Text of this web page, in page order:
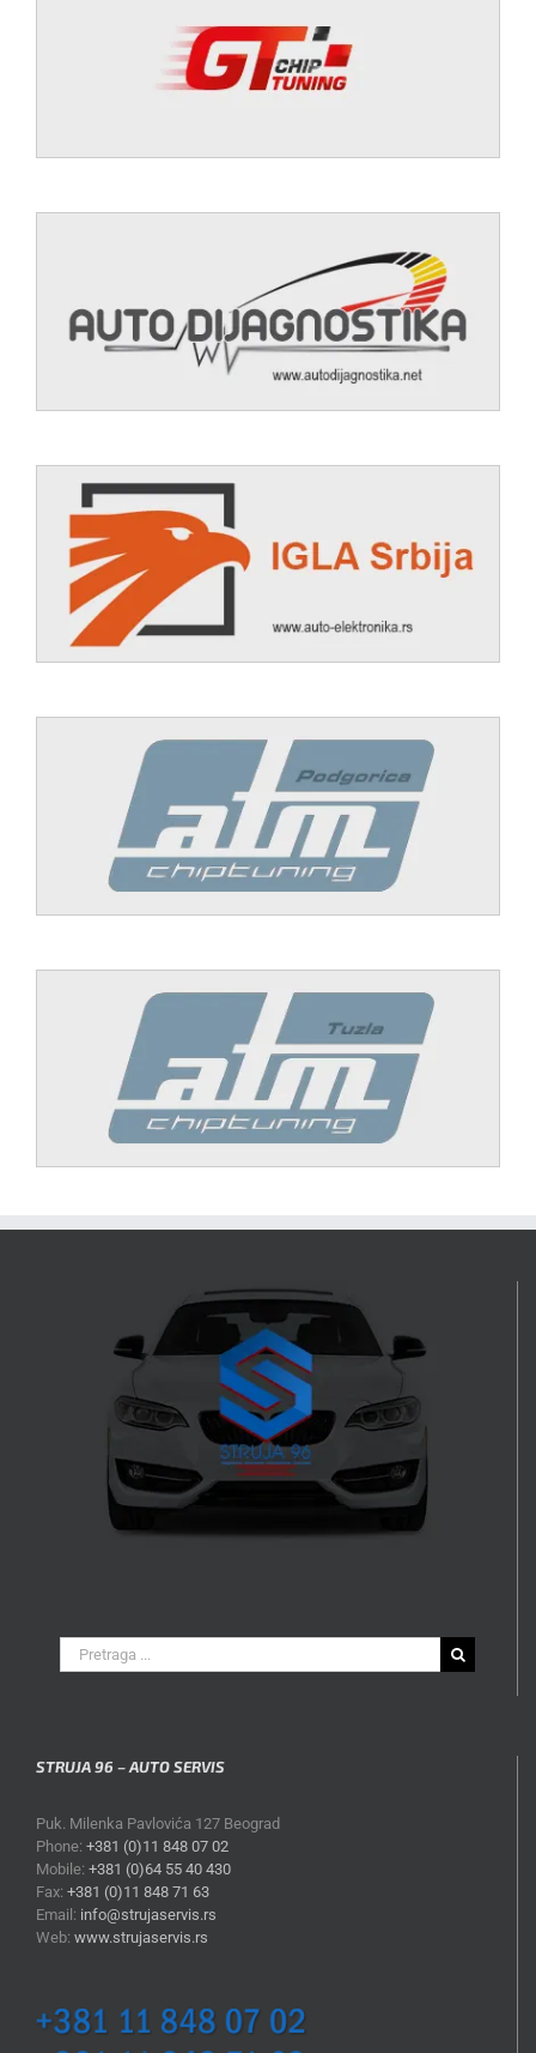
Search
for:
STRUJA 96 – AUTO SERVIS
Puk. Milenka Pavlovića 127 Beograd
Phone: +381 (0)11 848 07 02
Mobile: +381 (0)64 55 40 430
Fax: +381 (0)11 848 71 63
Email: info@strujaservis.rs
Web: www.strujaservis.rs